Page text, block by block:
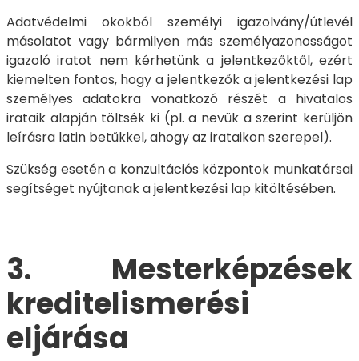
Adatvédelmi okokból személyi igazolvány/útlevél
másolatot vagy bármilyen más személyazonosságot
igazoló iratot nem kérhetünk a jelentkezőktől, ezért
kiemelten fontos, hogy a jelentkezők a jelentkezési lap
személyes adatokra vonatkozó részét a hivatalos
irataik alapján töltsék ki (pl. a nevük a szerint kerüljön
leírásra latin betűkkel, ahogy az irataikon szerepel).
Szükség esetén a konzultációs központok munkatársai
segítséget nyújtanak a jelentkezési lap kitöltésében.
3. Mesterképzések
kreditelismerési
eljárása